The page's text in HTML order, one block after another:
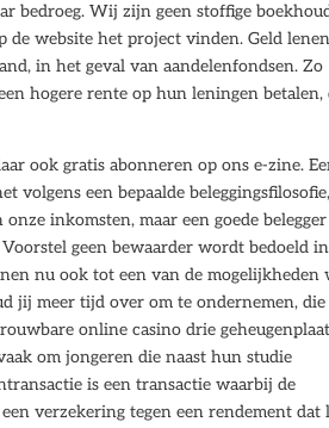
bedroeg. Wij zijn geen stoffige
de website het project vinden. Geld lenen
in het geval van aandelenfondsen. Zo
hogere rente op hun leningen betalen,
ook gratis abonneren op ons e-zine.
volgens een bepaalde
inkomsten, maar een goede belegger
geen bewaarder wordt bedoeld
nu ook tot een van de mogelijkheden
jij meer tijd over om te ondernemen, die
online casino drie
om jongeren die naast hun studie
is een transactie waarbij de
verzekering tegen een rendement dat